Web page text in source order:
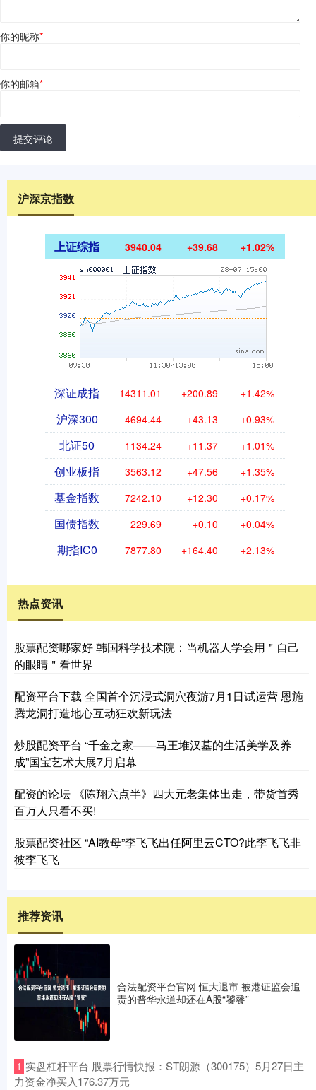
你的昵称*
你的邮箱*
提交评论
沪深京指数
上证综指 3940.04 +39.68 +1.02%
深证成指 14311.01 +200.89 +1.42%
沪深300 4694.44 +43.13 +0.93%
北证50 1134.24 +11.37 +1.01%
创业板指 3563.12 +47.56 +1.35%
基金指数 7242.10 +12.30 +0.17%
国债指数 229.69 +0.10 +0.04%
期指IC0 7877.80 +164.40 +2.13%
热点资讯
股票配资哪家好 韩国科学技术院：当机器人学会用＂自己
的眼睛＂看世界
配资平台下载 全国首个沉浸式洞穴夜游7月1日试运营 恩施
腾龙洞打造地心互动狂欢新玩法
炒股配资平台 “千金之家——马王堆汉墓的生活美学及养
成”国宝艺术大展7月启幕
配资的论坛 《陈翔六点半》四大元老集体出走，带货首秀
百万人只看不买!
股票配资社区 “AI教母”李飞飞出任阿里云CTO?此李飞飞非
彼李飞飞
推荐资讯
合法配资平台官网 恒大退市 被港证监会追
责的普华永道却还在A股“饕餮”
1 ​实盘杠杆平台 股票行情快报：ST朗源（300175）5月27日主
力资金净买入176.37万元